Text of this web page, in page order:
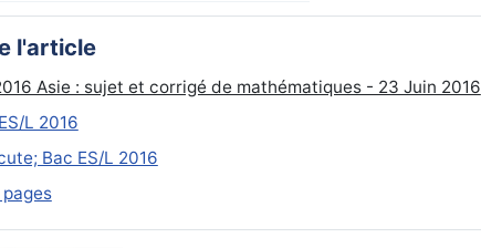
l'article
Asie : sujet et corrigé de mathématiques - 23 Juin 2016
L 2016
Bac ES/L 2016